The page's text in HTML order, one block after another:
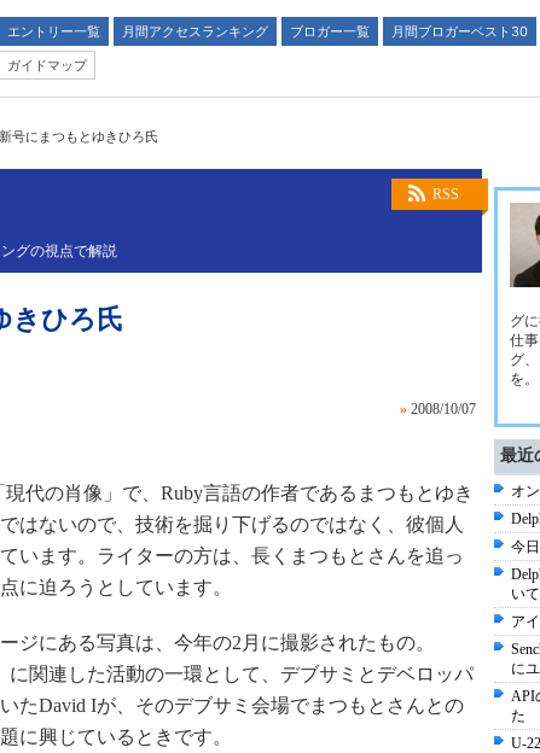
エントリー一覧 月間アクセスランキング ブロガー一覧
月間ブロガーベスト30
ガイドマップ
号にまつもとゆきひろ氏
RSS
グの視点で解説
きひろ氏
» 2008/10/07
代の肖像」で、Ruby言語の作者であるまつもとゆき
はないので、技術を掘り下げるのではなく、彼個人
います。ライターの方は、長くまつもとさんを追っ
に迫ろうとしています。
ジにある写真は、今年の2月に撮影されたもの。
に関連した活動の一環として、デブサミとデベロッパ
たDavid Iが、そのデブサミ会場でまつもとさんとの
に興じているときです。
グ
仕
グ
を。
最近
オ
今
い
ア
に
API
た
U-